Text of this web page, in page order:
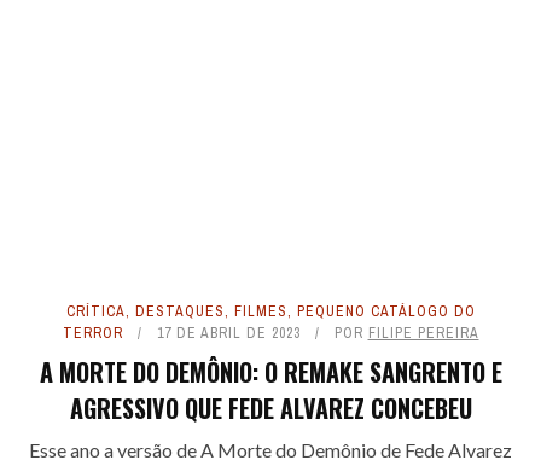
CRÍTICA, DESTAQUES, FILMES, PEQUENO CATÁLOGO DO
TERROR
17 DE ABRIL DE 2023 POR FILIPE PEREIRA
A MORTE DO DEMÔNIO: O REMAKE SANGRENTO E
AGRESSIVO QUE FEDE ALVAREZ CONCEBEU
Esse ano a versão de A Morte do Demônio de Fede Alvarez